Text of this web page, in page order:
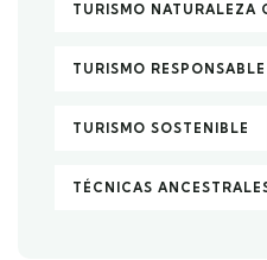
TURISMO NATURALEZA
TURISMO RESPONSABLE
TURISMO SOSTENIBLE
TÉCNICAS